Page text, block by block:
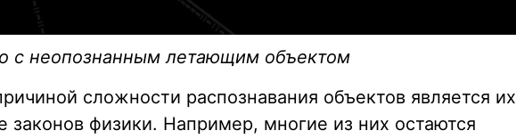
с неопознанным летающим объектом
сложности распознавания объектов является их
законов физики. Например, многие из них остаются